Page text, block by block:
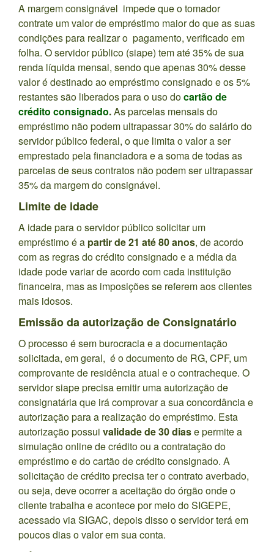
A margem consignável impede que o tomador
contrate um valor de empréstimo maior do que as suas
condições para realizar o pagamento, verificado em
folha. O servidor público (siape) tem até 35% de sua
renda líquida mensal, sendo que apenas 30% desse
valor é destinado ao empréstimo consignado e os 5%
restantes são liberados para o uso docartão de
crédito consignado.As parcelas mensais do
empréstimo não podem ultrapassar 30% do salário do
servidor público federal, o que limita o valor a ser
emprestado pela financiadora e a soma de todas as
parcelas de seus contratos não podem ser ultrapassar
35% da margem do consignável.
Limite de idade
A idade para o servidor público solicitar um
empréstimo é a partir de 21 até 80 anos, de acordo
com as regras do crédito consignado e a média da
idade pode variar de acordo com cada instituição
financeira, mas as imposições se referem aos clientes
mais idosos.
Emissão da autorização de Consignatário
O processo é sem burocracia e a documentação
solicitada, em geral, é o documento de RG, CPF, um
comprovante de residência atual e o contracheque. O
servidor siape precisa emitir uma autorização de
consignatária que irá comprovar a sua concordância e
autorização para a realização do empréstimo. Esta
autorização possui validade de 30 diase permite a
simulação online de crédito ou a contratação do
empréstimo e do cartão de crédito consignado. A
solicitação de crédito precisa ter o contrato averbado,
ou seja, deve ocorrer a aceitação do órgão onde o
cliente trabalha e acontece por meio do SIGEPE,
acessado via SIGAC, depois disso o servidor terá em
poucos dias o valor em sua conta.